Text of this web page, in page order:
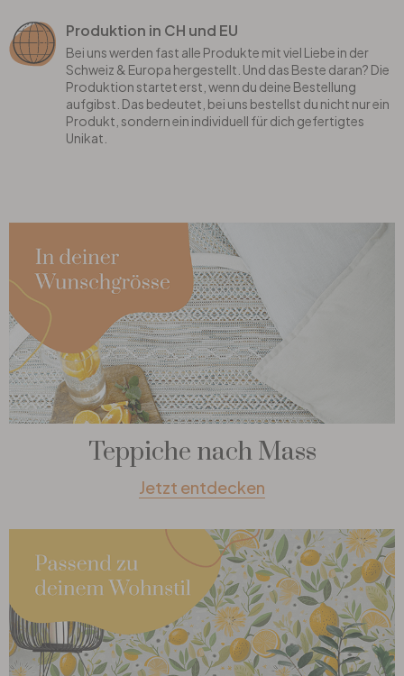
Produktion in CH und EU
Bei uns werden fast alle Produkte mit viel Liebe in der
Schweiz & Europa hergestellt. Und das Beste daran? Die
Produktion startet erst, wenn du deine Bestellung
aufgibst. Das bedeutet, bei uns bestellst du nicht nur ein
Produkt, sondern ein individuell für dich gefertigtes
Unikat.
Teppiche nach Mass
Jetzt entdecken